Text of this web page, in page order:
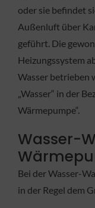
oder sie befindet
Außenluft über
geführt. Die
Heizungssystem
Wasser betrieben
„Wasser“ in der
Wärmepumpe“.
Wasser-
Bei der Wasser-
in der Regel dem